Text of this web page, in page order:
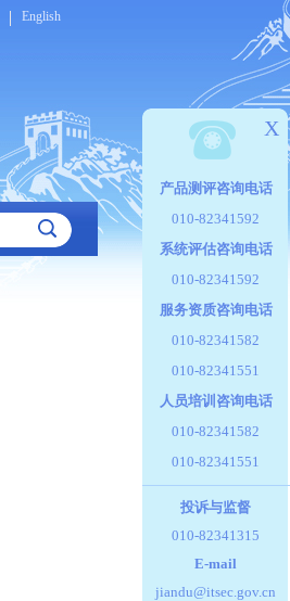
English
X
产品测评咨询电话
010-82341592
系统评估咨询电话
010-82341592
服务资质咨询电话
010-82341582
010-82341551
人员培训咨询电话
010-82341582
010-82341551
投诉与监督
010-82341315
E-mail
jiandu@itsec.gov.cn